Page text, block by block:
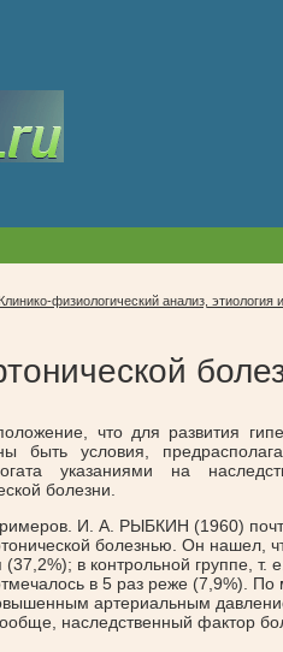
Клинико-физиологический анализ, этиология
что для развития
быть условия,
указаниями на
болезни.
И. А. РЫБКИН (1960)
болезнью. Он нашел,
(37,2%); в контрольной группе, т.
в 5 раз реже (7,9%). По
артериальным
наследственный фактор